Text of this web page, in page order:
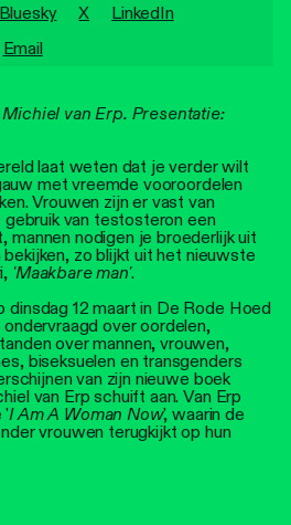
van Erp. Presentatie:
laat weten dat je verder wilt
met vreemde vooroordelen
Vrouwen zijn er vast van
van testosteron een
mannen nodigen je broederlijk uit
zo blijkt uit het nieuwste
'Maakbare man'.
12 maart in De Rode Hoed
over oordelen,
over mannen, vrouwen,
biseksuelen en transgenders
van zijn nieuwe boek
van Erp schuift aan. Van Erp
'I Am A Woman Now', waarin de
vrouwen terugkijkt op hun
Bluesky X
LinkedIn
Email